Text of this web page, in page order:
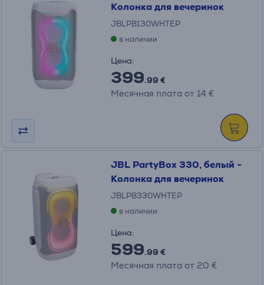
Колонка для вечеринок
JBLPB130WHTEP
в наличии
Цена:
399.99 €
Месячная плата от 14 €
JBL PartyBox 330, белый -
Колонка для вечеринок
JBLPB330WHTEP
в наличии
Цена:
599.99 €
Месячная плата от 20 €